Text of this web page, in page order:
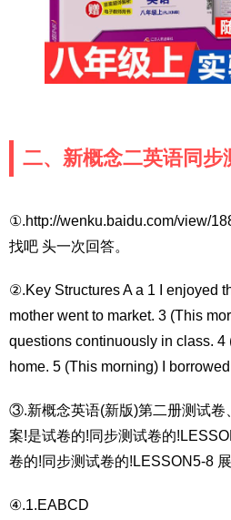
二、新概念二英语同步
①.http://wenku.baidu.com/view/
找吧 头一次回答。
②.Key Structures A a 1 I enjoyed
mother went to market. 3 (This
questions continuously in class. 4
home. 5 (This morning) I
③.新概念英语(新版)第二册测试卷
案!是试卷的!同步测试卷的
卷的!同步测试卷的!LESSON5-8 展
④.1.EABCD